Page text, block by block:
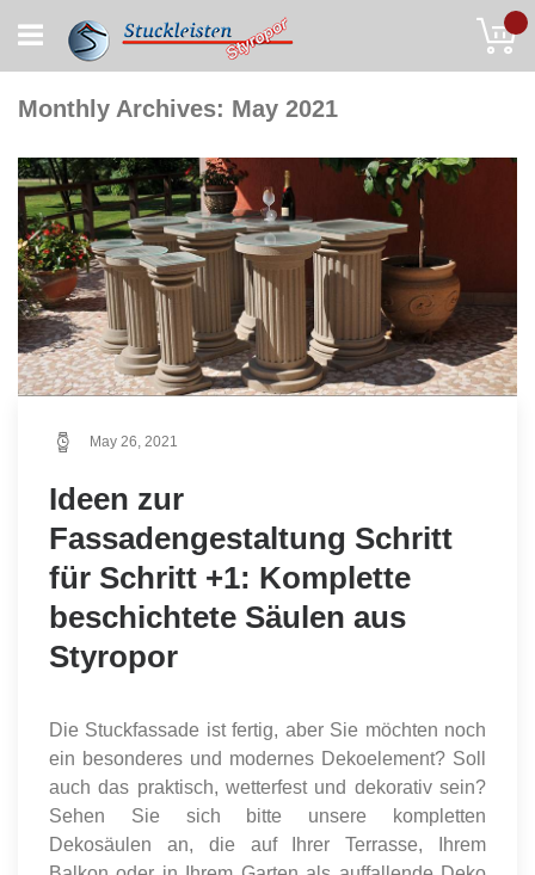
to
Content
Monthly Archives: May 2021
May 26, 2021
Ideen zur
Fassadengestaltung Schritt
für Schritt +1: Komplette
beschichtete Säulen aus
Styropor
Die Stuckfassade ist fertig, aber Sie möchten noch
ein besonderes und modernes Dekoelement? Soll
auch das praktisch, wetterfest und dekorativ sein?
Sehen Sie sich bitte unsere kompletten
Dekosäulen an, die auf Ihrer Terrasse, Ihrem